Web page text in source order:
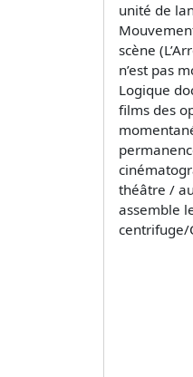
unité de
scène
n’est pas
Logique
films des
théâtre /
assemble
centrifuge/